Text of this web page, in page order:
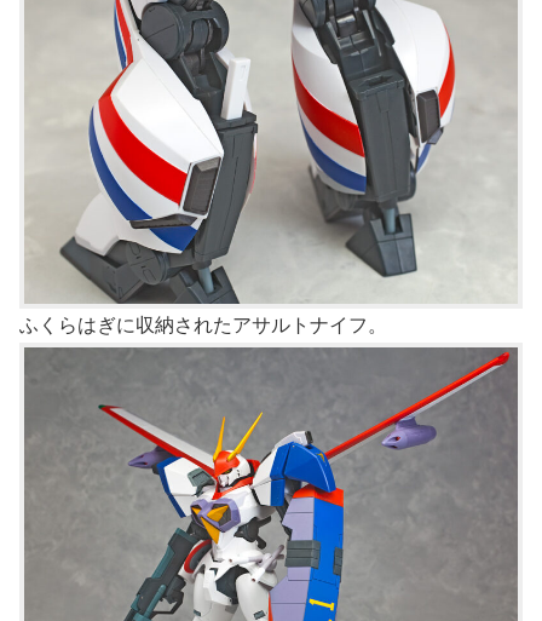
ふくらはぎに収納されたアサルトナイフ。